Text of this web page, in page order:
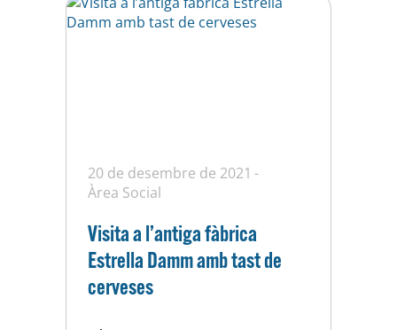
20 de desembre de 2021
Àrea Social
Visita a l’antiga fàbrica
Estrella Damm amb tast de
cerveses